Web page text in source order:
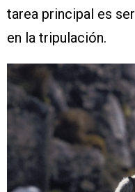
tarea principal es
en la tripulación.